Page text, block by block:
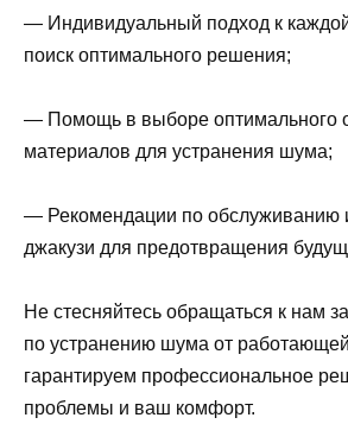
— Индивидуальный подход к
поиск оптимального решения;
— Помощь в выборе оптимального
материалов для устранения шума;
— Рекомендации по обслуживанию
джакузи для предотвращения
Не стесняйтесь обращаться к нам
по устранению шума от
гарантируем профессиональное
проблемы и ваш комфорт.